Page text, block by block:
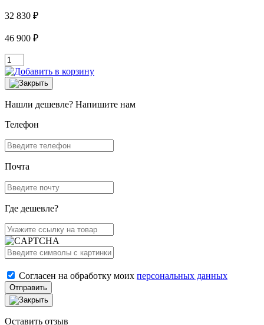
32 830 ₽
46 900 ₽
Нашли дешевле? Напишите нам
Телефон
Почта
Где дешевле?
Согласен на обработку моих персональных данных
Отправить
Оставить отзыв